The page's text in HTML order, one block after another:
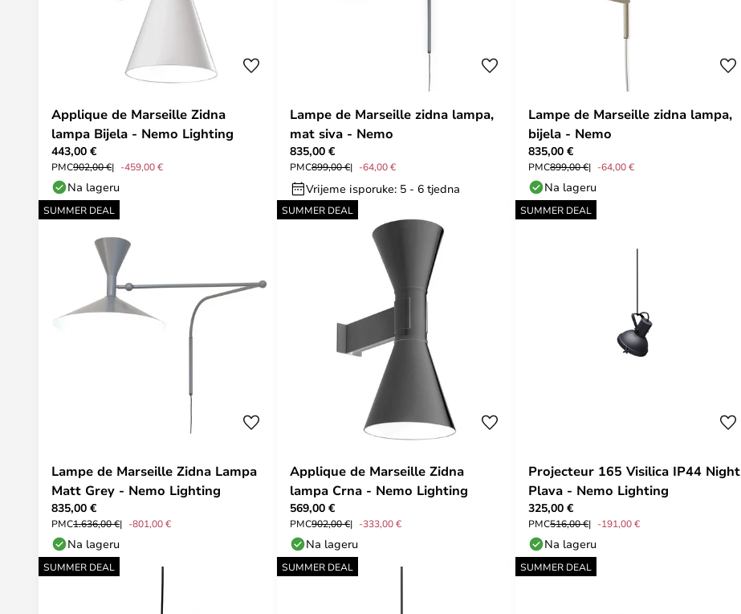
Applique de Marseille Zidna
lampa Bijela - Nemo Lighting
443,00 €
PMC902,00 € -459,00 €
Na lageru
Lampe de Marseille zidna lampa,
mat siva - Nemo
835,00 €
PMC899,00 € -64,00 €
Vrijeme isporuke: 5 - 6 tjedna
Lampe de Marseille zidna lampa,
bijela - Nemo
835,00 €
PMC899,00 € -64,00 €
Na lageru
SUMMER DEAL
Lampe de Marseille Zidna Lampa
Matt Grey - Nemo Lighting
835,00 €
PMC1.636,00 € -801,00 €
Na lageru
SUMMER DEAL
Applique de Marseille Zidna
lampa Crna - Nemo Lighting
569,00 €
PMC902,00 € -333,00 €
Na lageru
SUMMER DEAL
Projecteur 165 Visilica IP44 Night
Plava - Nemo Lighting
325,00 €
PMC516,00 € -191,00 €
Na lageru
SUMMER DEAL SUMMER DEAL SUMMER DEAL